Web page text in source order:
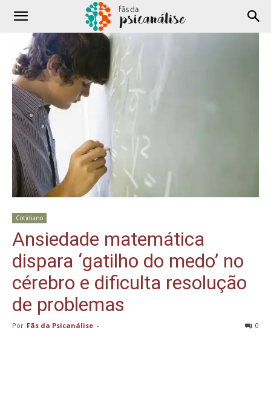
Cotidiano
Ansiedade matemática
dispara ‘gatilho do medo’ no
cérebro e dificulta resolução
de problemas
Por Fãs da Psicanálise - 0